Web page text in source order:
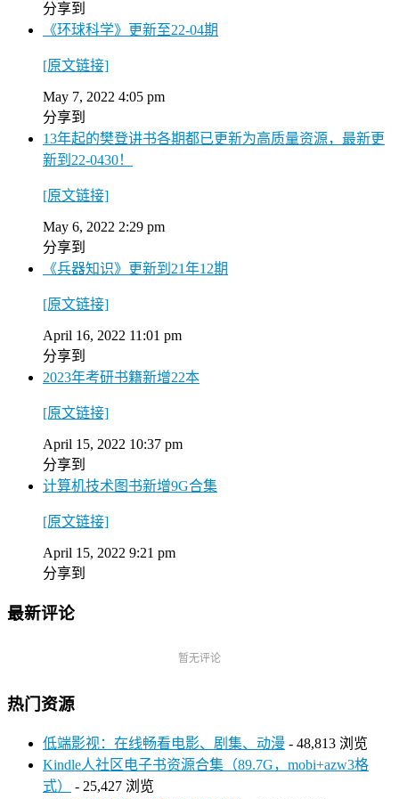
分享到
《环球科学》更新至22-04期
[原文链接]
May 7, 2022 4:05 pm
分享到
13年起的樊登讲书各期都已更新为高质量资源，最新更
新到22-0430！
[原文链接]
May 6, 2022 2:29 pm
分享到
《兵器知识》更新到21年12期
[原文链接]
April 16, 2022 11:01 pm
分享到
2023年考研书籍新增22本
[原文链接]
April 15, 2022 10:37 pm
分享到
计算机技术图书新增9G合集
[原文链接]
April 15, 2022 9:21 pm
分享到
最新评论
暂无评论
热门资源
低端影视：在线畅看电影、剧集、动漫 - 48,813 浏览
Kindle人社区电子书资源合集（89.7G，mobi+azw3格
式）
- 25,427 浏览